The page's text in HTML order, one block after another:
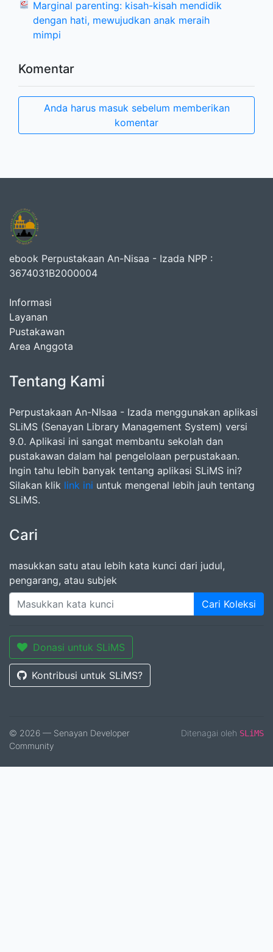
Marginal parenting: kisah-kisah mendidik
dengan hati, mewujudkan anak meraih
mimpi
Komentar
Anda harus masuk sebelum memberikan
komentar
ebook Perpustakaan An-Nisaa - Izada NPP :
3674031B2000004
Informasi
Layanan
Pustakawan
Area Anggota
Tentang Kami
Perpustakaan An-NIsaa - Izada menggunakan aplikasi
SLiMS (Senayan Library Management System) versi
9.0. Aplikasi ini sangat membantu sekolah dan
pustakawan dalam hal pengelolaan perpustakaan.
Ingin tahu lebih banyak tentang aplikasi SLiMS ini?
Silakan klik link ini untuk mengenal lebih jauh tentang
SLiMS.
Cari
masukkan satu atau lebih kata kunci dari judul,
pengarang, atau subjek
Cari Koleksi
Donasi untuk SLiMS
Kontribusi untuk SLiMS?
© 2026 — Senayan Developer
Community
Ditenagai oleh SLiMS